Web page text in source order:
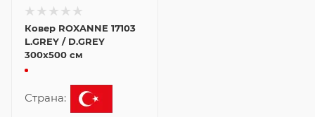
Ковер ROXANNE 17103
L.GREY / D.GREY
300x500 см
Страна: